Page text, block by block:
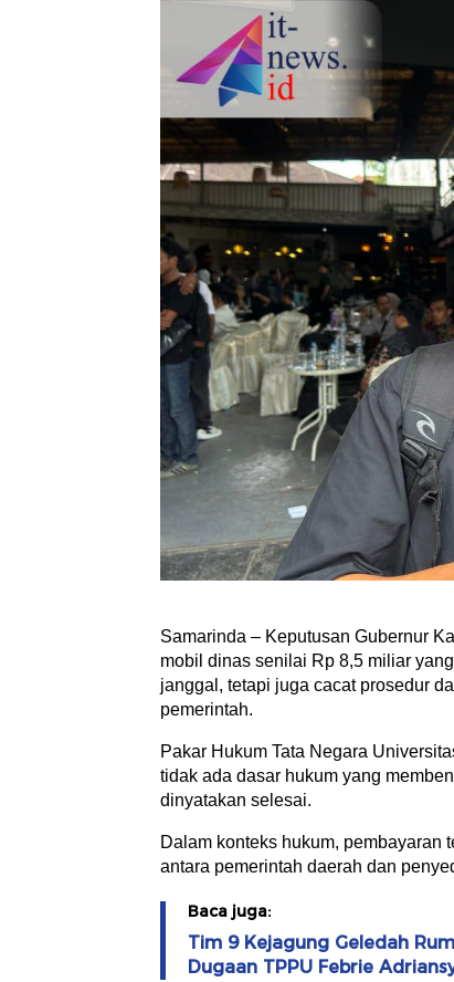
Samarinda – Keputusan Gubernur
mobil dinas senilai Rp 8,5 miliar
janggal, tetapi juga cacat prosedur
pemerintah.
Pakar Hukum Tata Negara
tidak ada dasar hukum yang
dinyatakan selesai.
Dalam konteks hukum, pembayaran
antara pemerintah daerah dan
Baca juga:
Tim 9 Kejagung Geledah
Dugaan TPPU Febrie